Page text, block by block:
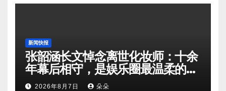
新闻快报
张韶涵长文悼念离世化妆师：十余
年幕后相守，是娱乐圈最温柔的双
向奔赴
2026年8月7日 朵朵